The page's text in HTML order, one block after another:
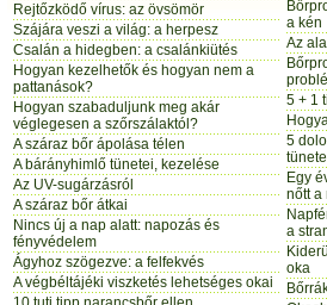
Rejtőzködő vírus: az övsömör
Szájára veszi a világ: a herpesz
Csalán a hidegben: a csalánkiütés
Hogyan kezelhetők és hogyan nem a
pattanások?
Hogyan szabaduljunk meg akár
véglegesen a szőrszálaktól?
A száraz bőr ápolása télen
A bárányhimlő tünetei, kezelése
Az UV-sugárzásról
A száraz bőr átkai
Nincs új a nap alatt: napozás és
fényvédelem
Ágyhoz szögezve: a felfekvés
A végbéltájéki viszketés lehetséges okai
a kén
Az
5 + 1
5
Egy
nőtt a
a
oka